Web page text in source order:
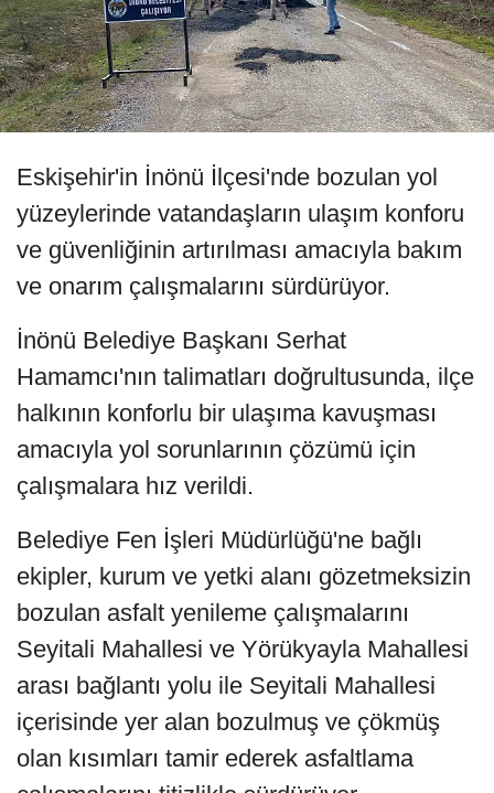
Eskişehir'in İnönü İlçesi'nde bozulan yol
yüzeylerinde vatandaşların ulaşım konforu
ve güvenliğinin artırılması amacıyla bakım
ve onarım çalışmalarını sürdürüyor.
İnönü Belediye Başkanı Serhat
Hamamcı'nın talimatları doğrultusunda, ilçe
halkının konforlu bir ulaşıma kavuşması
amacıyla yol sorunlarının çözümü için
çalışmalara hız verildi.
Belediye Fen İşleri Müdürlüğü'ne bağlı
ekipler, kurum ve yetki alanı gözetmeksizin
bozulan asfalt yenileme çalışmalarını
Seyitali Mahallesi ve Yörükyayla Mahallesi
arası bağlantı yolu ile Seyitali Mahallesi
içerisinde yer alan bozulmuş ve çökmüş
olan kısımları tamir ederek asfaltlama